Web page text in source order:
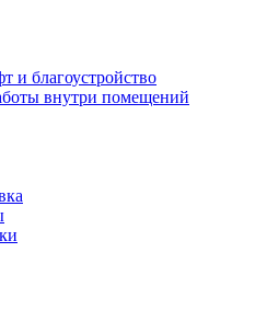
и благоустройство
внутри помещений